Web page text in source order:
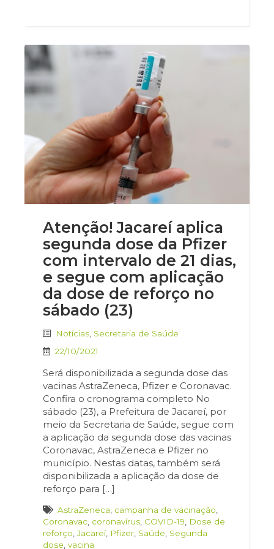
Atenção! Jacareí aplica
segunda dose da Pfizer
com intervalo de 21 dias,
e segue com aplicação
da dose de reforço no
sábado (23)
Notícias Secretaria de Saúde
22/10/2021
Será disponibilizada a segunda dose das
vacinas AstraZeneca, Pfizer e Coronavac.
Confira o cronograma completo No
sábado (23), a Prefeitura de Jacareí, por
meio da Secretaria de Saúde, segue com
a aplicação da segunda dose das vacinas
Coronavac, AstraZeneca e Pfizer no
município. Nestas datas, também será
disponibilizada a aplicação da dose de
reforço para […]
AstraZeneca campanha de vacinação
Coronavac coronavírus COVID-19
Dose de
reforço ,Jacareí, Pfizer Saúde Segunda
dose vacina